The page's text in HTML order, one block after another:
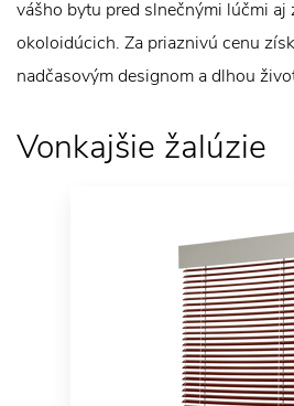
vášho bytu pred slnečnými lúčmi aj
okoloidúcich. Za priaznivú cenu
nadčasovým designom a dlhou
Vonkajšie žalúzie